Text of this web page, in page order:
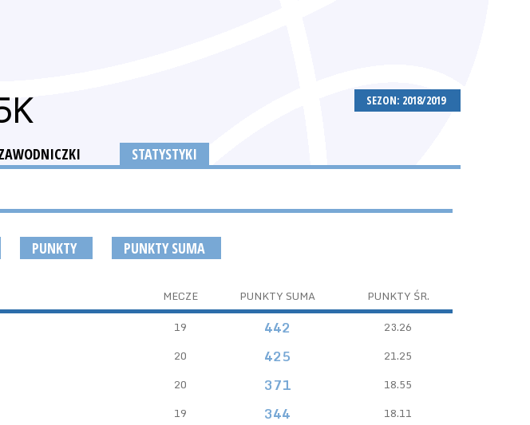
SEZON: 2018/2019
STATYSTYKI
PUNKTY PUNKTY SUMA
MECZE PUNKTY SUMA
PUNKTY ŚR.
19 442
23.26
20 425
21.25
20 371
18.55
19 344
18.11